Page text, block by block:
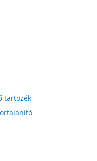
tartozék